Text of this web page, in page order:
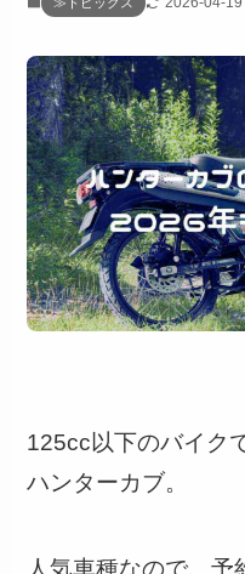
125cc以下のバイク
ハンターカブ。
人気車種なので、予